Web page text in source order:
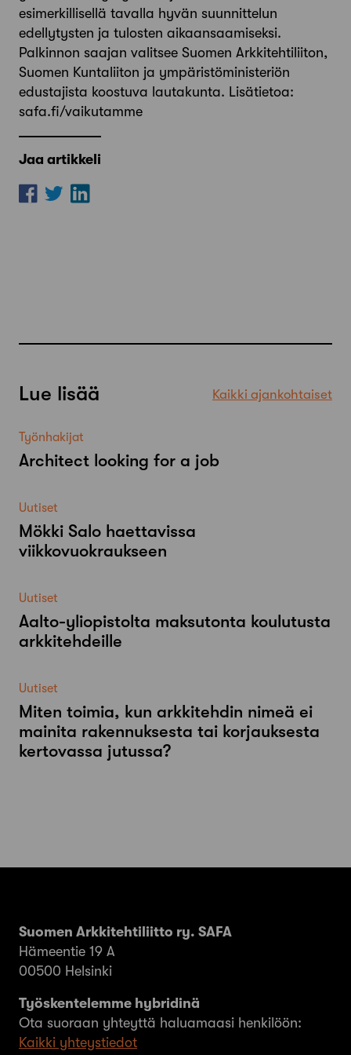
esimerkillisellä tavalla hyvän suunnittelun
edellytysten ja tulosten aikaansaamiseksi.
Palkinnon saajan valitsee Suomen Arkkitehtiliiton,
Suomen Kuntaliiton ja ympäristöministeriön
edustajista koostuva lautakunta. Lisätietoa:
safa.fi/vaikutamme
Jaa artikkeli
Lue lisää Kaikki ajankohtaiset
Työnhakijat
Architect looking for a job
Uutiset
Mökki Salo haettavissa
viikkovuokraukseen
Uutiset
Aalto-​yliopistolta maksutonta koulutusta
arkkitehdeille
Uutiset
Miten toimia, kun arkkitehdin nimeä ei
mainita rakennuksesta tai korjauksesta
kertovassa jutussa?
Suomen Arkkitehtiliitto ry. SAFA
Hämeentie 19 A
00500 Helsinki
Työskentelemme hybridinä
Ota suoraan yhteyttä haluamaasi henkilöön:
Kaikki yhteystiedot